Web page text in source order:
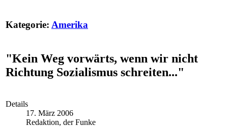
Kategorie: Amerika
"Kein Weg vorwärts, wenn wir nicht
Richtung Sozialismus schreiten..."
Details
17. März 2006
Redaktion, der Funke